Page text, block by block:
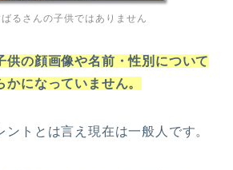
るさんの子供ではありません
供の顔画像や名前・性別について
になっていません。
トとは言え現在は一般人です。